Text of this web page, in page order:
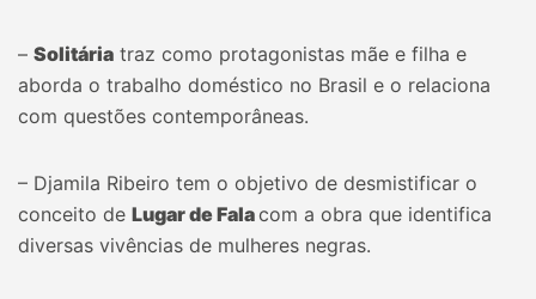
– Solitária traz como protagonistas mãe e filha e
aborda o trabalho doméstico no Brasil e o relaciona
com questões contemporâneas.
– Djamila Ribeiro tem o objetivo de desmistificar o
conceito de Lugar de Falacom a obra que identifica
diversas vivências de mulheres negras.